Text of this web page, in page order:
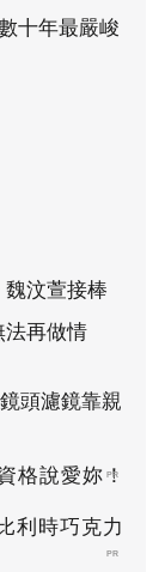
十年最嚴峻
汶萱接棒
法再做情
頭濾鏡靠親
格說愛妳！
PR
利時巧克力
PR